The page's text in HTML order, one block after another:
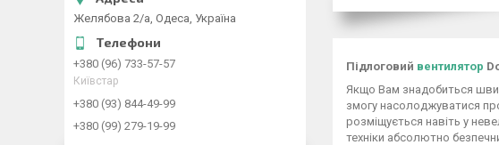
Підлоговий вентилятор
Якщо Вам знадобиться
змогу насолоджуватися
розміщується навіть у
техніки абсолютно
Желябова 2/а, Одеса, Україна
+380 (96) 733-57-57
Київстар
+380 (93) 844-49-99
+380 (99) 279-19-99